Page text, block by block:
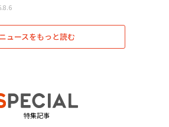
ニュースをもっと読む
特集記事